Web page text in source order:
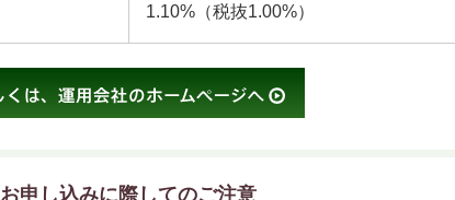
1.10%（税抜1.00%）
お申し込みに際してのご注意